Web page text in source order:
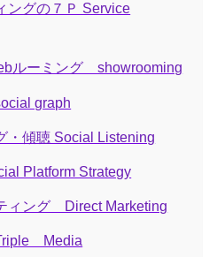
ングの７Ｐ Service
ルーミング showrooming
graph
・傾聴 Social Listening
Platform Strategy
ィング Direct Marketing
Media